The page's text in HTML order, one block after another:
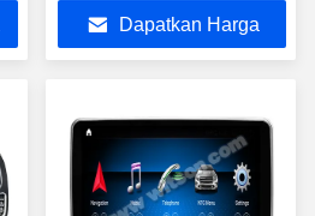
Android Multimedia Player
Dapatkan Harga